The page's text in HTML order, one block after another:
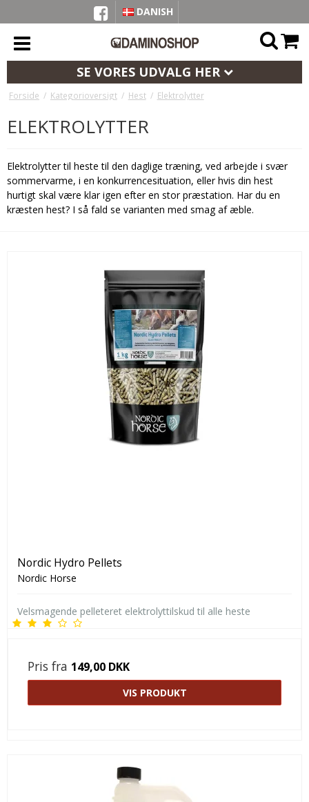
DANISH
SE VORES UDVALG HER
Forside / Kategorioversigt / Hest / Elektrolytter
ELEKTROLYTTER
Elektrolytter til heste til den daglige træning, ved arbejde i svær
sommervarme, i en konkurrencesituation, eller hvis din hest
hurtigt skal være klar igen efter en stor præstation. Har du en
kræsten hest? I så fald se varianten med smag af æble.
Nordic Hydro Pellets
Nordic Horse
Velsmagende pelleteret elektrolyttilskud til alle heste
Pris fra 149,00 DKK
VIS PRODUKT